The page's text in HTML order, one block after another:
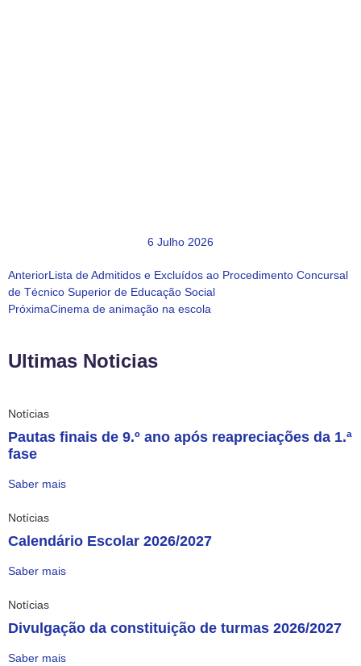
6 Julho 2026
AnteriorLista de Admitidos e Excluídos ao Procedimento Concursal
de Técnico Superior de Educação Social
PróximaCinema de animação na escola
Ultimas Noticias
Notícias
Pautas finais de 9.º ano após reapreciações da 1.ª
fase
Saber mais
Notícias
Calendário Escolar 2026/2027
Saber mais
Notícias
Divulgação da constituição de turmas 2026/2027
Saber mais